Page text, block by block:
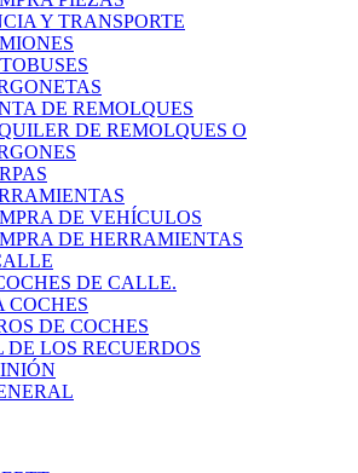
Y TRANSPORTE
DE REMOLQUES
DE REMOLQUES O
DE VEHÍCULOS
DE HERRAMIENTAS
DE CALLE.
COCHES
DE COCHES
DE LOS RECUERDOS